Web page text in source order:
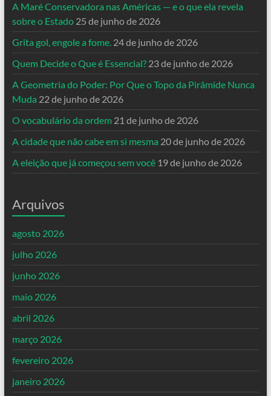
A Maré Conservadora nas Américas — e o que ela revela
sobre o Estado 25 de junho de 2026
Grita gol, engole a fome. 24 de junho de 2026
Quem Decide o Que é Essencial? 23 de junho de 2026
A Geometria do Poder: Por Que o Topo da Pirâmide Nunca
Muda 22 de junho de 2026
O vocabulário da ordem 21 de junho de 2026
A cidade que não cabe em si mesma 20 de junho de 2026
A eleição que já começou sem você 19 de junho de 2026
Arquivos
agosto 2026
julho 2026
junho 2026
maio 2026
abril 2026
março 2026
fevereiro 2026
janeiro 2026